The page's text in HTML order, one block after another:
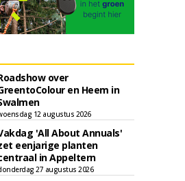
over
en Heem in
12 augustus 2026
'All About Annuals'
eenjarige planten
in Appeltern
27 augustus 2026